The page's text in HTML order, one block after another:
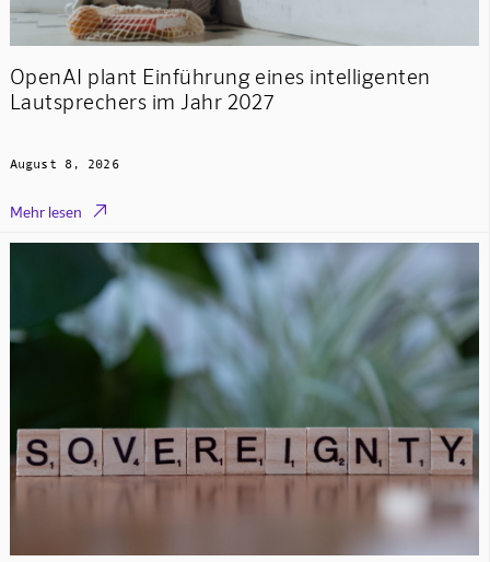
OpenAI plant Einführung eines intelligenten
Lautsprechers im Jahr 2027
August 8, 2026
Mehr lesen 